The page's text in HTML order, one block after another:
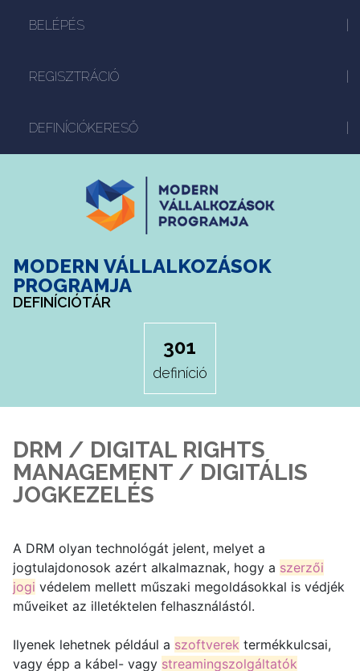
BELÉPÉS
REGISZTRÁCIÓ
DEFINÍCIÓKERESŐ
MODERN VÁLLALKOZÁSOK
PROGRAMJA
DEFINÍCIÓTÁR
301
definíció
DRM / DIGITAL RIGHTS
MANAGEMENT / DIGITÁLIS
JOGKEZELÉS
A DRM olyan technológát jelent, melyet a
jogtulajdonosok azért alkalmaznak, hogy a szerzői
jogi védelem mellett műszaki megoldásokkal is védjék
műveiket az illetéktelen felhasználástól.
Ilyenek lehetnek például a szoftverek termékkulcsai,
vagy épp a kábel- vagy streamingszolgáltatók